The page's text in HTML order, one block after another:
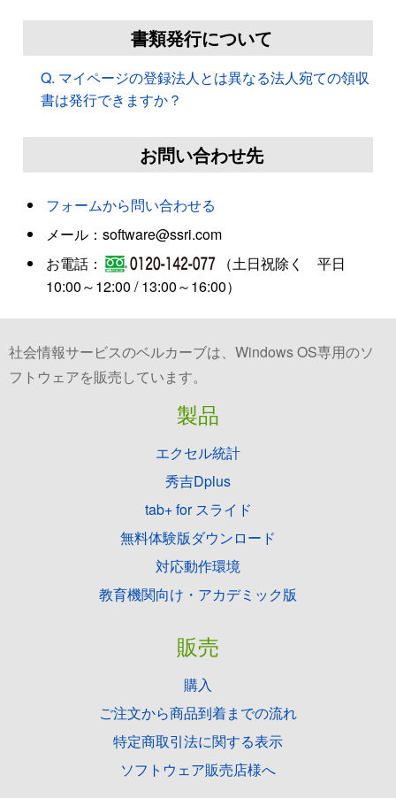
書類発行について
Q. マイページの登録法人とは異なる法人宛ての領収
書は発行できますか？
お問い合わせ先
フォームから問い合わせる
メール：software@ssri.com
お電話：
（土日祝除く 平日
10:00～12:00 / 13:00～16:00）
社会情報サービスのベルカーブは、Windows OS専用のソ
フトウェアを販売しています。
製品
エクセル統計
秀吉Dplus
tab+ for スライド
無料体験版ダウンロード
対応動作環境
教育機関向け・アカデミック版
販売
購入
ご注文から商品到着までの流れ
特定商取引法に関する表示
ソフトウェア販売店様へ